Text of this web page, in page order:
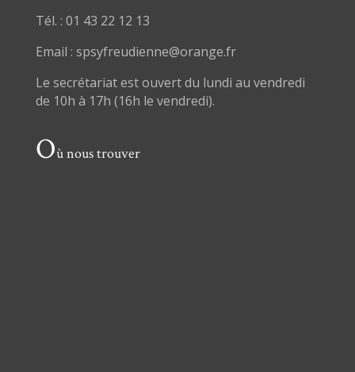
Tél. : 01 43 22 12 13
Email : spsyfreudienne@orange.fr
Le secrétariat est ouvert du lundi au vendredi
de 10h à 17h (16h le vendredi).
Où nous trouver